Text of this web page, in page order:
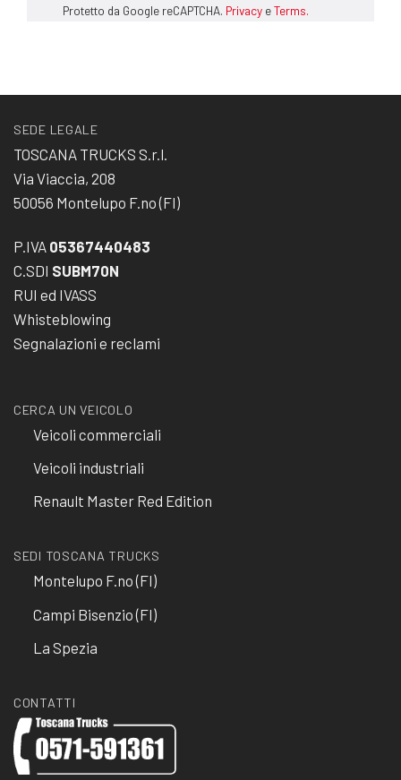
Protetto da Google reCAPTCHA. Privacy eTerms.
SEDE LEGALE
TOSCANA TRUCKS S.r.l.
Via Viaccia, 208
50056 Montelupo F.no (FI)
P.IVA 05367440483
C.SDI SUBM70N
RUI ed IVASS
Whisteblowing
Segnalazioni e reclami
CERCA UN VEICOLO
Veicoli commerciali
Veicoli industriali
Renault Master Red Edition
SEDI TOSCANA TRUCKS
Montelupo F.no (FI)
Campi Bisenzio (FI)
La Spezia
CONTATTI